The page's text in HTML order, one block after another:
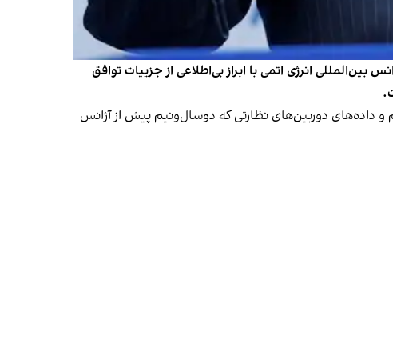
انرژی اتمی با ابراز بی‌اطلاعی از جزییات توافق
فیلم‌ و داده‌های دوربین‌های نظارتی که دو‌سال‌و‌نیم پیش از آژانس